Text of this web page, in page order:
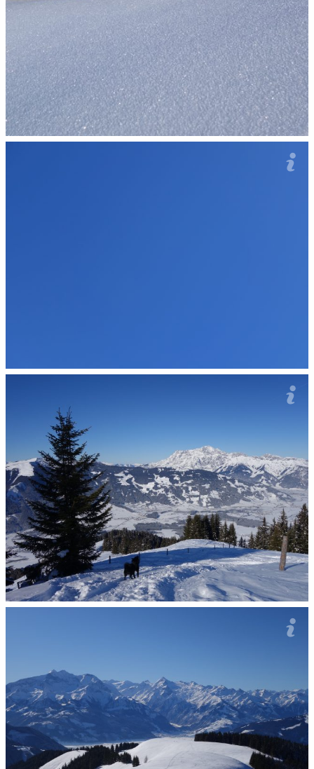
Akurat Dziadka Mróza my nigdzi nie potkali. Isto na
Made in Austria
Jo też wył, był to niesamowicie przepiekny dziyń.